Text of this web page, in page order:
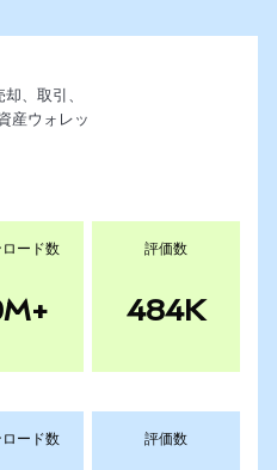
、取引、
産ウォレッ
ロード数 評価数
484K
ロード数 評価数